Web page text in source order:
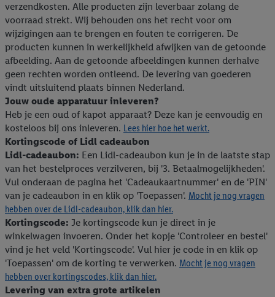
verzendkosten. Alle producten zijn leverbaar zolang de
voorraad strekt. Wij behouden ons het recht voor om
wijzigingen aan te brengen en fouten te corrigeren. De
producten kunnen in werkelijkheid afwijken van de getoonde
afbeelding. Aan de getoonde afbeeldingen kunnen derhalve
geen rechten worden ontleend. De levering van goederen
vindt uitsluitend plaats binnen Nederland.
Jouw oude apparatuur inleveren?
Heb je een oud of kapot apparaat? Deze kan je eenvoudig en
kosteloos bij ons inleveren. Lees hier hoe het werkt.
Kortingscode of Lidl cadeaubon
Lidl-cadeaubon: Een Lidl-cadeaubon kun je in de laatste stap
van het bestelproces verzilveren, bij '3. Betaalmogelijkheden'.
Vul onderaan de pagina het 'Cadeaukaartnummer' en de 'PIN'
van je cadeaubon in en klik op 'Toepassen'. Mocht je nog vragen
hebben over de Lidl-cadeaubon, klik dan hier.
Kortingscode: Je kortingscode kun je direct in je
winkelwagen invoeren. Onder het kopje 'Controleer en bestel'
vind je het veld 'Kortingscode'. Vul hier je code in en klik op
'Toepassen' om de korting te verwerken. Mocht je nog vragen
hebben over kortingscodes, klik dan hier.
Levering van extra grote artikelen